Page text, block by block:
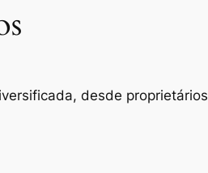
desde proprietários